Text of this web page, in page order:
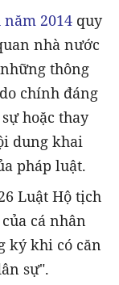
2014 quy
nhà nước
thông
chính đáng
hoặc thay
dung khai
pháp luật.
Luật Hộ tịch
cá nhân
ký khi có căn
sự".